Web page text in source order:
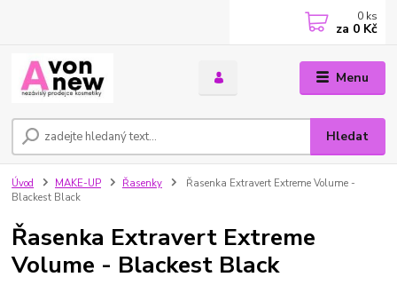
Menu
Hledat
0 ks
za 0 Kč
Úvod MAKE-UP Řasenky
Řasenka Extravert Extreme Volume -
Blackest Black
Řasenka Extravert Extreme
Volume - Blackest Black